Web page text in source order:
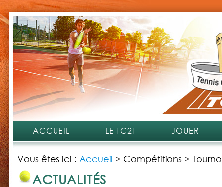
ACCUEIL LE TC2T JOUER
Vous êtes ici : Accueil > Compétitions >
ACTUALITÉS